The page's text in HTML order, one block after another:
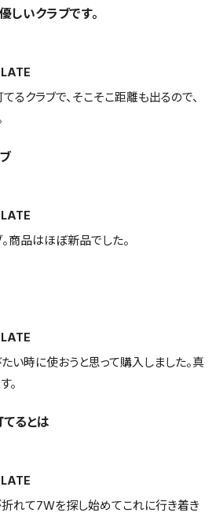
しいクラブです。
るクラブで、そこそこ距離も出るので、
商品はほぼ新品でした。
い時に使おうと思って購入しました。真
。
るとは
れて7Wを探し始めてこれに行き着き